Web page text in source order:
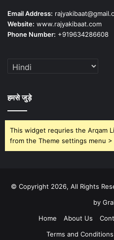
Email Address:
Website: www.rajyakibaat.com
Phone Number: +919634286608
हमसे जुड़े
This widget requries the Arqam
from the Theme settings menu >
© Copyright 2026, All Rights
by
Home
About Us
Terms and Conditions